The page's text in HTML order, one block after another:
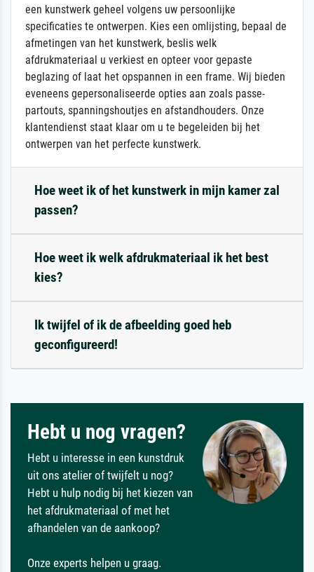
een kunstwerk geheel volgens uw persoonlijke
specificaties te ontwerpen. Kies een omlijsting, bepaal de
afmetingen van het kunstwerk, beslis welk
afdrukmateriaal u verkiest en opteer voor gepaste
beglazing of laat het opspannen in een frame. Wij bieden
eveneens gepersonaliseerde opties aan zoals passe-
partouts, spanningshoutjes en afstandhouders. Onze
klantendienst staat klaar om u te begeleiden bij het
ontwerpen van het perfecte kunstwerk.
Hoe weet ik of het kunstwerk in mijn kamer zal
passen?
Hoe weet ik welk afdrukmateriaal ik het best
kies?
Ik twijfel of ik de afbeelding goed heb
geconfigureerd!
Hebt u nog vragen?
Hebt u interesse in een kunstdruk
uit ons atelier of twijfelt u nog?
Hebt u hulp nodig bij het kiezen van
het afdrukmateriaal of met het
afhandelen van de aankoop?
Onze experts helpen u graag.